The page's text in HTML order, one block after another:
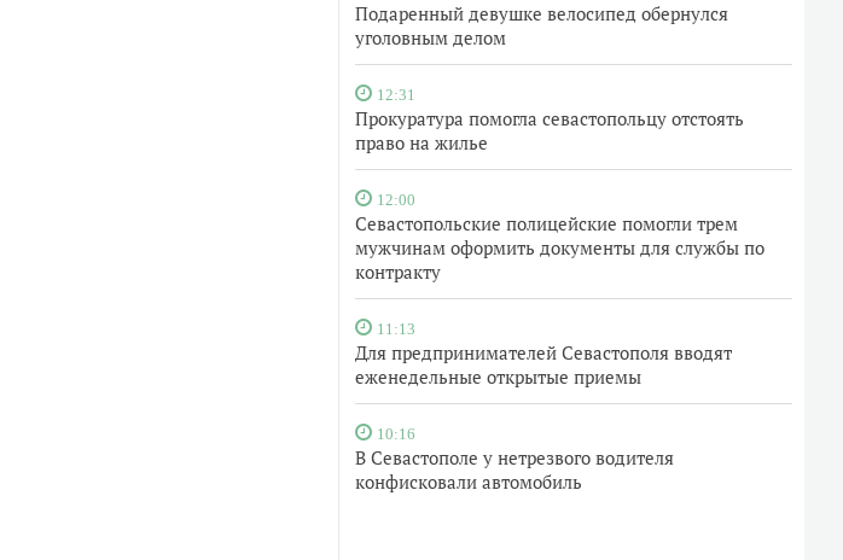
Подаренный девушке велосипед обернулся
уголовным делом
12:31
Прокуратура помогла севастопольцу отстоять
право на жилье
12:00
Севастопольские полицейские помогли трем
мужчинам оформить документы для службы по
контракту
11:13
Для предпринимателей Севастополя вводят
еженедельные открытые приемы
10:16
В Севастополе у нетрезвого водителя
конфисковали автомобиль